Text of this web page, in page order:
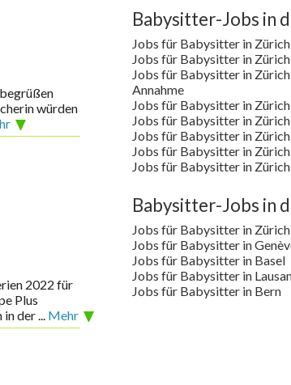
würden
2022 für
Plus
der ... Mehr
Babysitter-Jobs in
Jobs für Babysitter in
Jobs für Babysitter in
Jobs für Babysitter in
Annahme
Jobs für Babysitter in Zürich
Jobs für Babysitter in
Jobs für Babysitter in
Jobs für Babysitter in
Jobs für Babysitter in
Babysitter-Jobs in
Jobs für Babysitter in Zürich
Jobs für Babysitter in
Jobs für Babysitter in Basel
Jobs für Babysitter in
Jobs für Babysitter in Bern